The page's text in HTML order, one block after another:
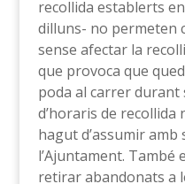
recollida establerts
dilluns- no permeten
sense afectar la
que provoca que
poda al carrer durant
d’horaris de recollida
hagut d’assumir
l’Ajuntament. També
retirar abandonats a